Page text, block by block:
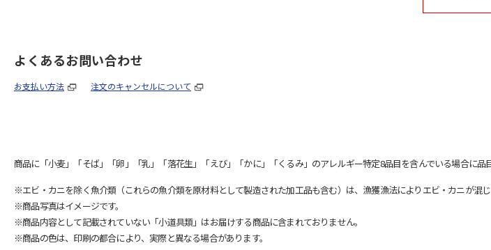
よくあるお問い合わせ
お支払い方法 注文のキャンセルについて
商品に「小麦」「そば」「卵」「乳」「落花生」「えび」「かに」「くるみ」のアレルギー特定8品目を含んでいる場合に品
※エビ・カニを除く魚介類（これらの魚介類を原材料として製造された加工品も含む）は、漁獲漁法によりエビ・カニが混
※商品写真はイメージです。
※商品内容として記載されていない「小道具類」はお届けする商品に含まれておりません。
※商品の色は、印刷の都合により、実際と異なる場合があります。